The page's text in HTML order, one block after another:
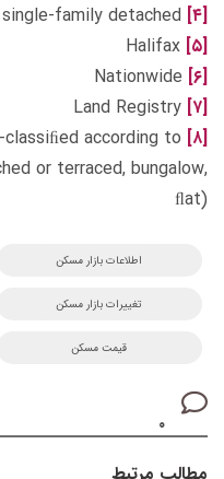
[۴]
[۵]
[۶]
[۷]
[۸]
according to
or terraced, bungalow,
ﬂat)
اطلاعات بازار مسکن
تغییرات بازار مسکن
قیمت مسکن
۰